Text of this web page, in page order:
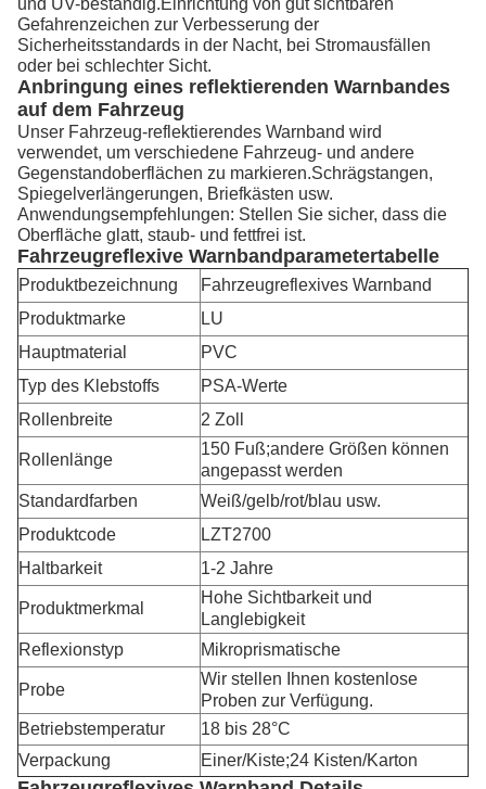
und UV-beständig.Einrichtung von gut sichtbaren
Gefahrenzeichen zur Verbesserung der
Sicherheitsstandards in der Nacht, bei Stromausfällen
oder bei schlechter Sicht.
Anbringung eines reflektierenden Warnbandes
auf dem Fahrzeug
Unser Fahrzeug-reflektierendes Warnband wird
verwendet, um verschiedene Fahrzeug- und andere
Gegenstandoberflächen zu markieren.Schrägstangen,
Spiegelverlängerungen, Briefkästen usw.
Anwendungsempfehlungen: Stellen Sie sicher, dass die
Oberfläche glatt, staub- und fettfrei ist.
Fahrzeugreflexive Warnbandparametertabelle
Produktbezeichnung
Fahrzeugreflexives Warnband
Produktmarke
LU
Hauptmaterial
PVC
Typ des Klebstoffs
PSA-Werte
Rollenbreite
2 Zoll
Rollenlänge
150 Fuß;andere Größen können
angepasst werden
Standardfarben
Weiß/gelb/rot/blau usw.
Produktcode
LZT2700
Haltbarkeit
1-2 Jahre
Produktmerkmal
Hohe Sichtbarkeit und
Langlebigkeit
Reflexionstyp
Mikroprismatische
Probe
Wir stellen Ihnen kostenlose
Proben zur Verfügung.
Betriebstemperatur
18 bis 28°C
Verpackung
Einer/Kiste;24 Kisten/Karton